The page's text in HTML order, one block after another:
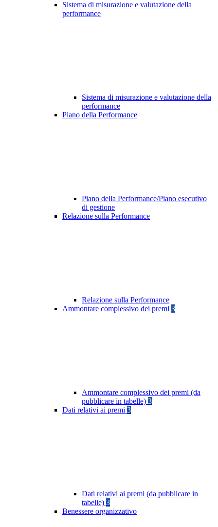
Sistema di misurazione e valutazione della
performance
Sistema di misurazione e valutazione della
performance
Piano della Performance
Piano della Performance/Piano esecutivo
di gestione
Relazione sulla Performance
Relazione sulla Performance
Ammontare complessivo dei premi 3
Ammontare complessivo dei premi (da
pubblicare in tabelle) 3
Dati relativi ai premi 3
Dati relativi ai premi (da pubblicare in
tabelle) 3
Benessere organizzativo